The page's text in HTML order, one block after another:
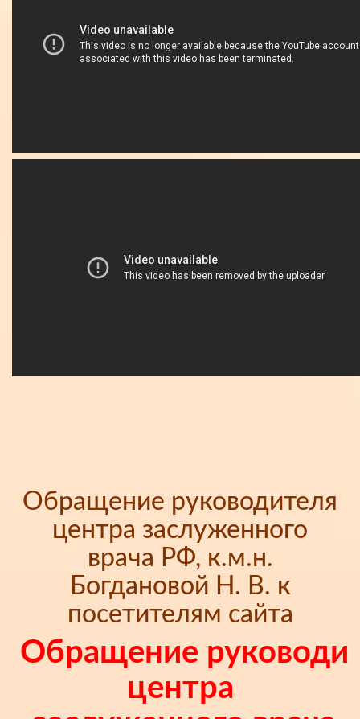
Обращение руководителя
центра заслуженного
врача РФ, к.м.н.
Богдановой Н. В. к
посетителям сайта
Обращение
центра